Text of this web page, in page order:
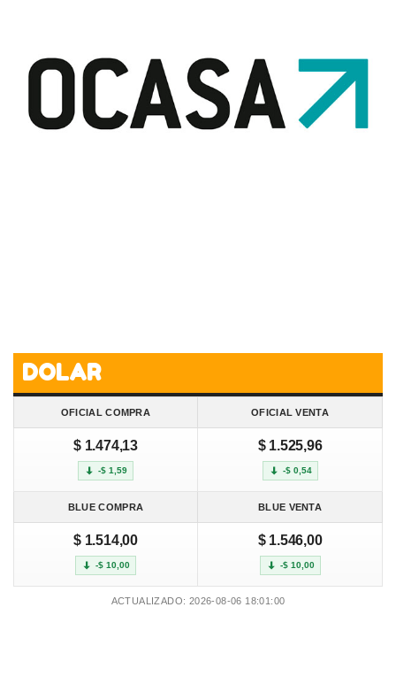
DOLAR
OFICIAL COMPRA OFICIAL VENTA
$ 1.474,13
-$ 1,59
$ 1.525,96
-$ 0,54
BLUE COMPRA BLUE VENTA
$ 1.514,00
-$ 10,00
$ 1.546,00
-$ 10,00
ACTUALIZADO: 2026-08-06 18:01:00